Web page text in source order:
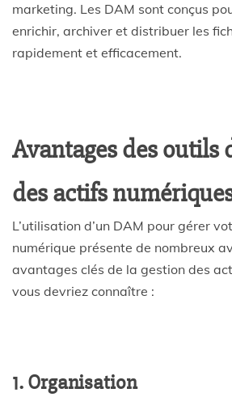
marketing. Les DAM sont conçus
enrichir, archiver et distribuer les
rapidement et efficacement.
Avantages des outils
des actifs
L’utilisation d’un DAM pour gérer
numérique présente de nombreux
avantages clés de la gestion des
vous devriez connaître :
1. Organisation